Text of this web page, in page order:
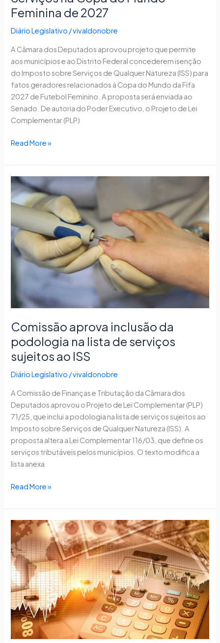
Feminina de 2027
Diário Legislativo /vivaldonobre
A Câmara dos Deputados aprovou projeto que permite
aos municípios e ao Distrito Federal concederem isenção
do Imposto sobre Serviços de Qualquer Natureza (ISS) para
fatos geradores relacionados à Copa do Mundo da Fifa
2027 de Futebol Feminino. A proposta será enviada ao
Senado. De autoria do Poder Executivo, o Projeto de Lei
Complementar (PLP)
2027
Read More »
Comissão aprova inclusão da
podologia na lista de serviços
sujeitos ao ISS
Diário Legislativo /vivaldonobre
A Comissão de Finanças e Tributação da Câmara dos
Deputados aprovou o Projeto de Lei Complementar (PLP)
71/25, que inclui a podologia na lista de serviços sujeitos ao
Imposto sobre Serviços de Qualquer Natureza (ISS). A
proposta altera a Lei Complementar 116/03, que define os
serviços tributáveis pelos municípios. O texto modifica a
lista anexa
Comissão
aprova
inclusão
podologia
na
lista
ao
Read More »
Comissão
aprova
projeto
que
amplia
isenção
de
ISS
para
exportações